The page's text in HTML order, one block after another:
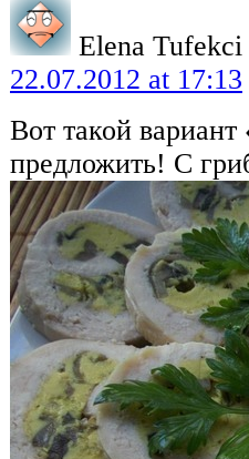
Elena Tufekci
22.07.2012 at 17:13
Вот такой
предложить! С